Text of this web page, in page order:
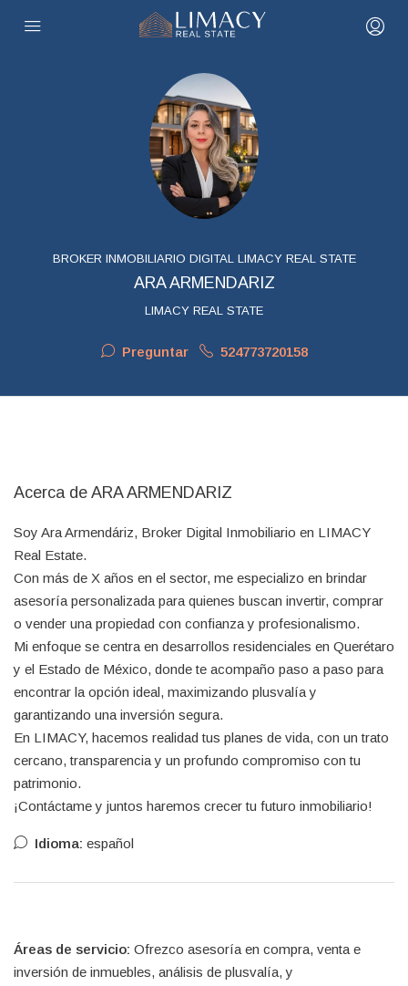
BROKER INMOBILIARIO DIGITAL LIMACY REAL STATE
ARA ARMENDARIZ
LIMACY REAL STATE
Preguntar 524773720158
Acerca de ARA ARMENDARIZ
Soy Ara Armendáriz, Broker Digital Inmobiliario en LIMACY
Real Estate.
Con más de X años en el sector, me especializo en brindar
asesoría personalizada para quienes buscan invertir, comprar
o vender una propiedad con confianza y profesionalismo.
Mi enfoque se centra en desarrollos residenciales en Querétaro
y el Estado de México, donde te acompaño paso a paso para
encontrar la opción ideal, maximizando plusvalía y
garantizando una inversión segura.
En LIMACY, hacemos realidad tus planes de vida, con un trato
cercano, transparencia y un profundo compromiso con tu
patrimonio.
¡Contáctame y juntos haremos crecer tu futuro inmobiliario!
Idioma: español
Áreas de servicio: Ofrezco asesoría en compra, venta e
inversión de inmuebles, análisis de plusvalía, y